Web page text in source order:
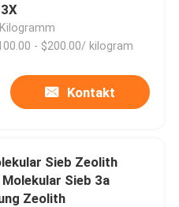
- $200.00/ kilogram
Kontakt
Sieb Zeolith
Sieb 3a
Zeolith